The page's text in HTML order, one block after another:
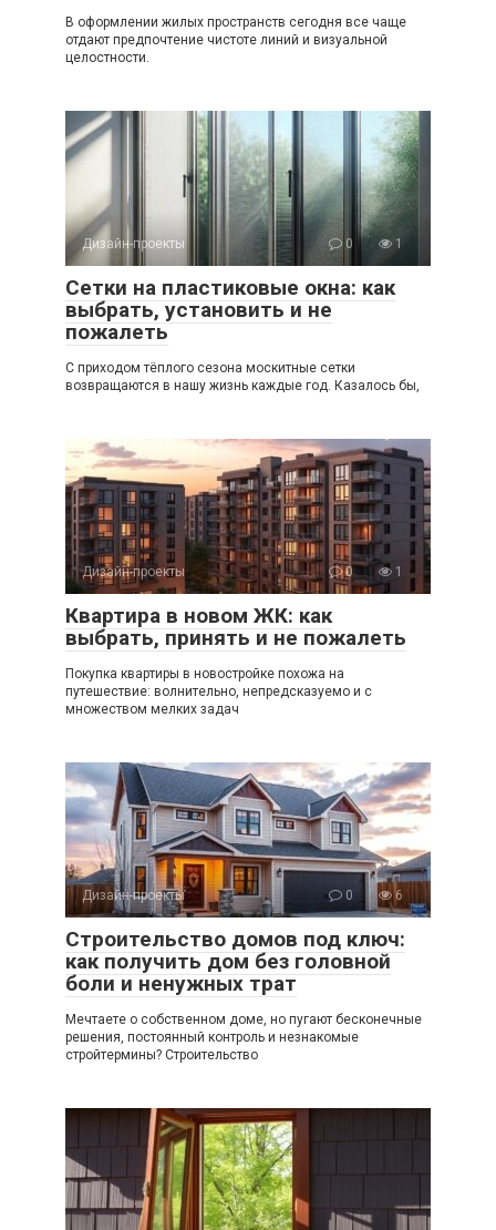
В оформлении жилых пространств сегодня все чаще
отдают предпочтение чистоте линий и визуальной
целостности.
Дизайн-проекты 0 1
Сетки на пластиковые окна: как
выбрать, установить и не
пожалеть
С приходом тёплого сезона москитные сетки
возвращаются в нашу жизнь каждые год. Казалось бы,
Дизайн-проекты 0 1
Квартира в новом ЖК: как
выбрать, принять и не пожалеть
Покупка квартиры в новостройке похожа на
путешествие: волнительно, непредсказуемо и с
множеством мелких задач
Дизайн-проекты 0 6
Строительство домов под ключ:
как получить дом без головной
боли и ненужных трат
Мечтаете о собственном доме, но пугают бесконечные
решения, постоянный контроль и незнакомые
стройтермины? Строительство